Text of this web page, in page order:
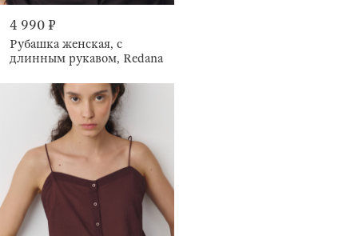
4 990 ₽
Рубашка женская, с
длинным рукавом, Redana